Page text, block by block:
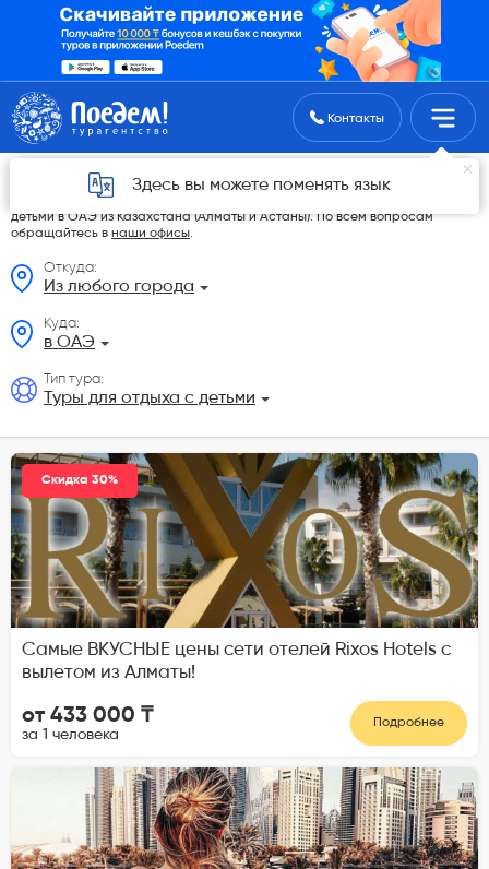
Поиск туровКонтакты
Здесь вы можете поменять язык
Туры для отдыха с детьми из Казахстана
На данной странице мы разместили самые выгодные Туры для отдыха с
детьми в ОАЭ из Казахстана (Алматы и Астаны). По всем вопросам
обращайтесь в наши офисы.
Откуда:
Из любого города
Куда:
в ОАЭ
Тип тура:
Туры для отдыха с детьми
Скидка 30%
Самые ВКУСНЫЕ цены сети отелей Rixos Hotels с
вылетом из Алматы!
от 433 000 ₸
за 1 человека
Подробнее